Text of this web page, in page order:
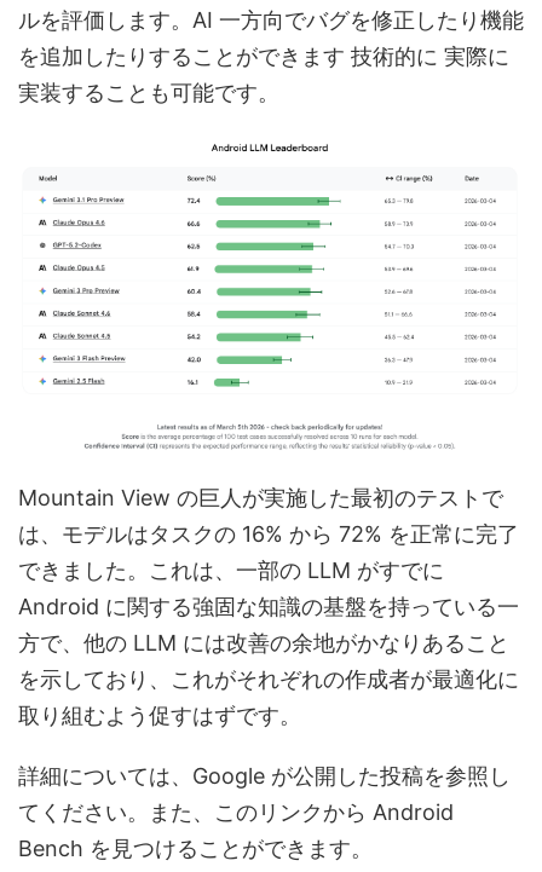
ルを評価します。 AI 一方向でバグを修正したり機能
を追加したりすることができます 技術的に 実際に
実装することも可能です。
Mountain View の巨人が実施した最初のテストで
は、モデルはタスクの 16% から 72% を正常に完了
できました。これは、一部の LLM がすでに
Android に関する強固な知識の基盤を持っている一
方で、他の LLM には改善の余地がかなりあること
を示しており、これがそれぞれの作成者が最適化に
取り組むよう促すはずです。
詳細については、Google が公開した投稿を参照し
てください。また、このリンクから Android
Bench を見つけることができます。